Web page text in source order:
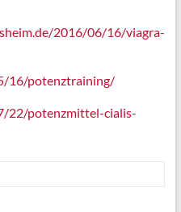
2016/06/16/viagra-
16/potenztraining/
22/potenzmittel-cialis-